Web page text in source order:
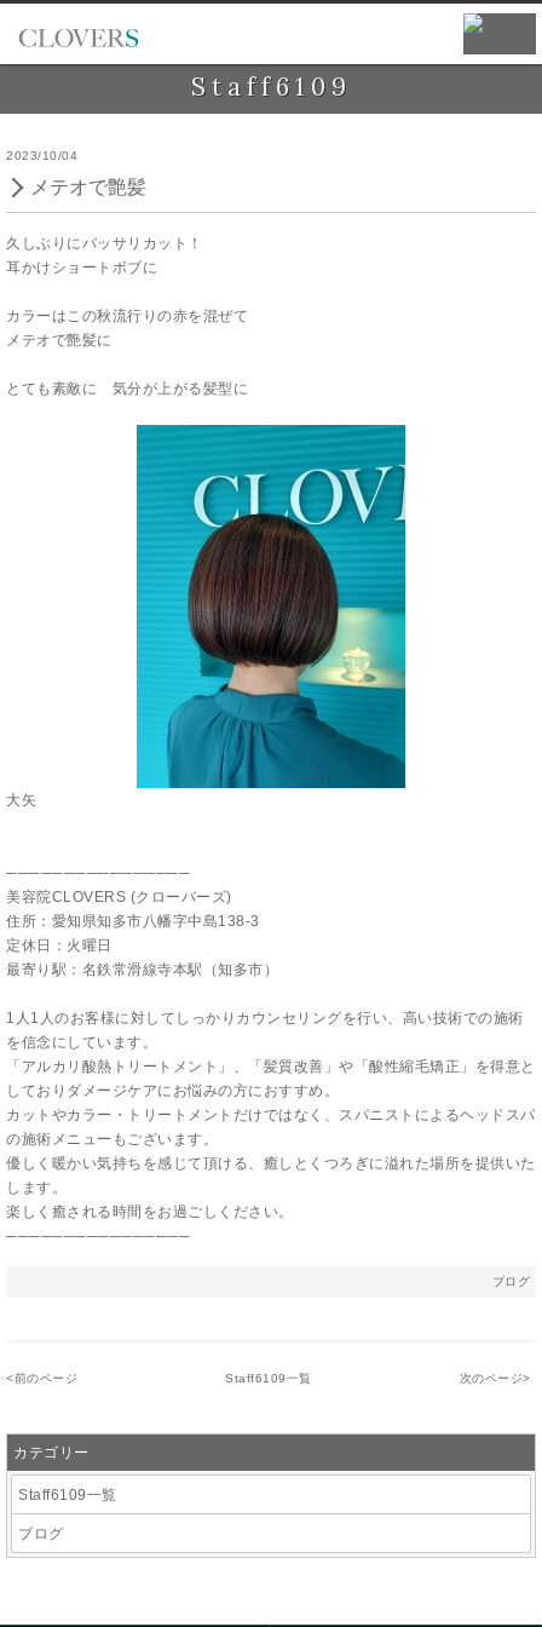
Staff6109
2023/10/04
メテオで艶髪
久しぶりにバッサリカット！
耳かけショートボブに
カラーはこの秋流行りの赤を混ぜて
メテオで艶髪に
とても素敵に 気分が上がる髪型に
大矢
────────────────
美容院CLOVERS (クローバーズ)
住所：愛知県知多市八幡字中島138-3
定休日：火曜日
最寄り駅：名鉄常滑線寺本駅（知多市）
1人1人のお客様に対してしっかりカウンセリングを行い、高い技術での施術
を信念にしています。
「アルカリ酸熱トリートメント」、「髪質改善」や「酸性縮毛矯正」を得意と
しておりダメージケアにお悩みの方におすすめ。
カットやカラー・トリートメントだけではなく、スパニストによるヘッドスパ
の施術メニューもございます。
優しく暖かい気持ちを感じて頂ける、癒しとくつろぎに溢れた場所を提供いた
します。
楽しく癒される時間をお過ごしください。
────────────────
ブログ
<前のページ Staff6109一覧 次のページ>
カテゴリー
Staff6109一覧
ブログ